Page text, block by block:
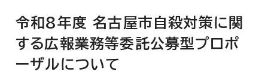
令和8年度 名古屋市自殺対策に関
する広報業務等委託公募型プロポ
ーザルについて